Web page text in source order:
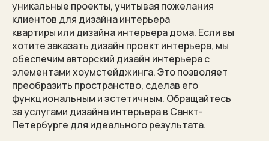
уникальные проекты, учитывая пожелания
клиентов для дизайна интерьера
квартиры или дизайна интерьера дома. Если вы
хотите заказать дизайн проект интерьера, мы
обеспечим авторский дизайн интерьера с
элементами хоумстейджинга. Это позволяет
преобразить пространство, сделав его
функциональным и эстетичным. Обращайтесь
за услугами дизайна интерьера в Санкт-
Петербурге для идеального результата.